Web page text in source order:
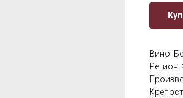
Вино:
Регион: